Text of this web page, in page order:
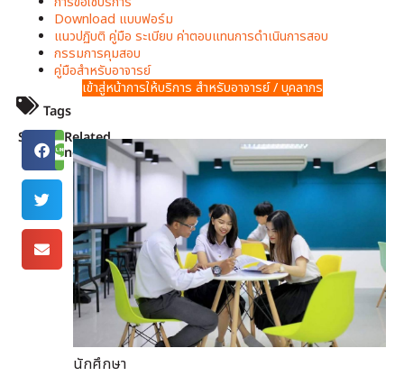
Download แบบฟอร์ม
แนวปฏิบติ คู่มือ ระเบียบ ค่าตอบแทนการดำเนินการสอบ
กรรมการคุมสอบ
คู่มือสำหรับอาจารย์
เข้าสู่หน้าการให้บริการ สำหรับอาจารย์ / บุคลากร
Tags
Share
Related
news
นักศึกษา